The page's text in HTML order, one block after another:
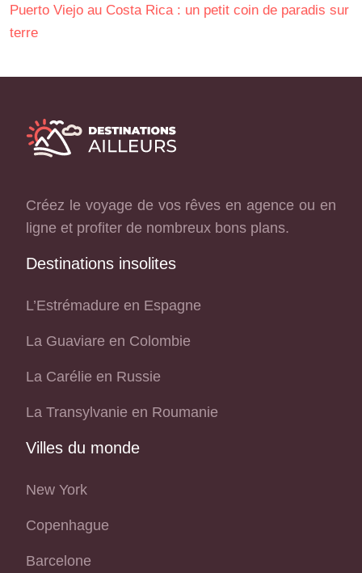
Puerto Viejo au Costa Rica : un petit coin de paradis sur
terre
Créez le voyage de vos rêves en agence ou en
ligne et profiter de nombreux bons plans.
Destinations insolites
L’Estrémadure en Espagne
La Guaviare en Colombie
La Carélie en Russie
La Transylvanie en Roumanie
Villes du monde
New York
Copenhague
Barcelone